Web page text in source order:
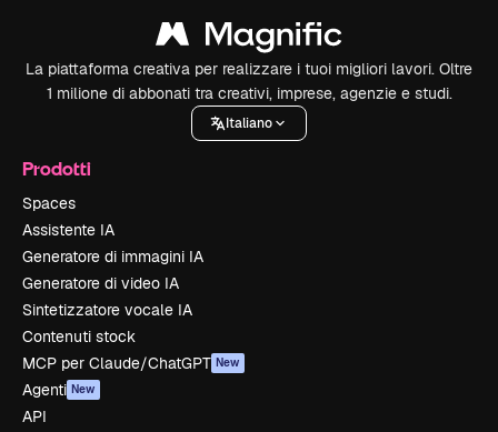
La piattaforma creativa per realizzare i tuoi migliori lavori. Oltre
1 milione di abbonati tra creativi, imprese, agenzie e studi.
Italiano
Prodotti
Spaces
Assistente IA
Generatore di immagini IA
Generatore di video IA
Sintetizzatore vocale IA
Contenuti stock
MCP per Claude/ChatGPT New
Agenti New
API